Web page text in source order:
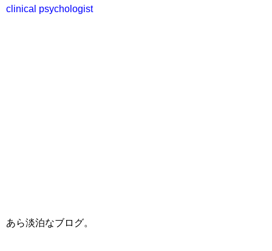
clinical psychologist
あら淡泊なブログ。